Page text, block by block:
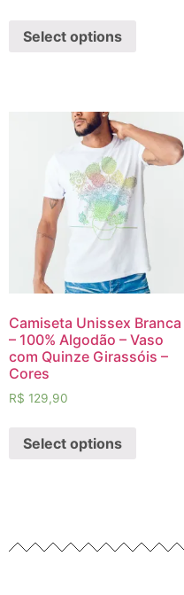
Select options
Camiseta Unissex Branca
– 100% Algodão – Vaso
com Quinze Girassóis –
Cores
R$ 129,90
Select options